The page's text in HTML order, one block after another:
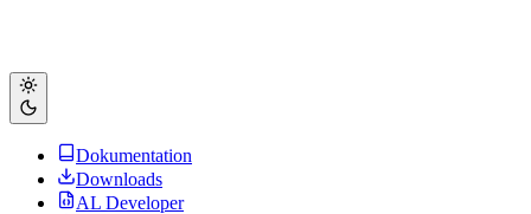
Dokumentation
Downloads
AL Developer